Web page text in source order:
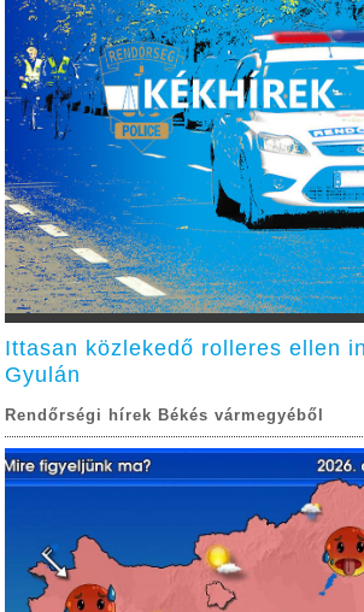
Ittasan közlekedő rolleres ellen
Gyulán
Rendőrségi hírek Békés vármegyéből